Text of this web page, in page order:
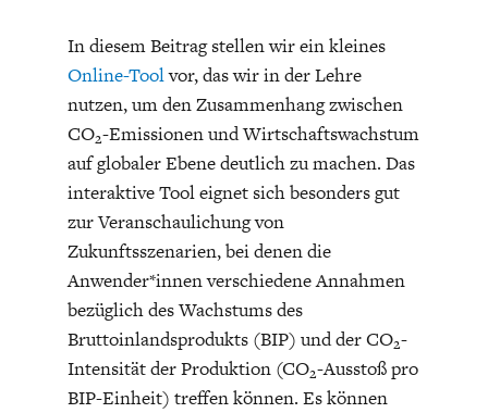
ECONOMISTS FOR FUTURE
DEUTSCHLAND
In diesem Beitrag stellen wir ein kleines
Online-Toolvor, das wir in der Lehre
nutzen, um den Zusammenhang zwischen
CO2-Emissionen und Wirtschaftswachstum
auf globaler Ebene deutlich zu machen. Das
interaktive Tool eignet sich besonders gut
zur Veranschaulichung von
Zukunftsszenarien, bei denen die
Anwender*innen verschiedene Annahmen
bezüglich des Wachstums des
Bruttoinlandsprodukts (BIP) und der CO2-
Intensität der Produktion (CO2-Ausstoß pro
BIP-Einheit) treffen können. Es können